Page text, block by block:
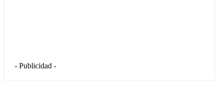
- Publicidad -